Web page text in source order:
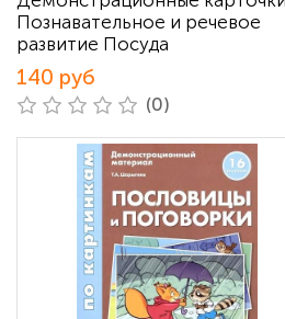
Познавательное и речевое
развитие Посуда
140 руб
(0)